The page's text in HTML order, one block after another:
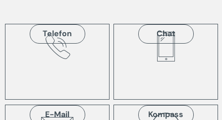
Telefon Chat
E-Mail Kompass